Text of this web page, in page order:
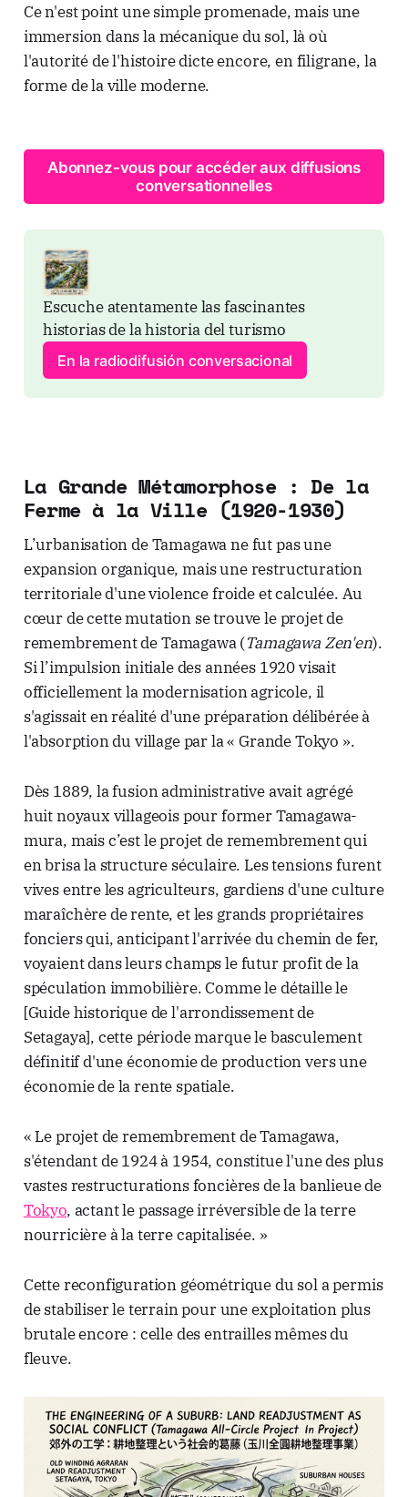
Ce n'est point une simple promenade, mais une
immersion dans la mécanique du sol, là où
l'autorité de l'histoire dicte encore, en filigrane, la
forme de la ville moderne.
Abonnez-vous pour accéder aux diffusions
conversationnelles
Escuche atentamente las fascinantes
historias de la historia del turismo
En la radiodifusión conversacional
La Grande Métamorphose : De la
Ferme à la Ville (1920-1930)
L’urbanisation de Tamagawa ne fut pas une
expansion organique, mais une restructuration
territoriale d'une violence froide et calculée. Au
cœur de cette mutation se trouve le projet de
remembrement de Tamagawa (Tamagawa Zen'en).
Si l’impulsion initiale des années 1920 visait
officiellement la modernisation agricole, il
s'agissait en réalité d'une préparation délibérée à
l'absorption du village par la « Grande Tokyo ».
Dès 1889, la fusion administrative avait agrégé
huit noyaux villageois pour former Tamagawa-
mura, mais c’est le projet de remembrement qui
en brisa la structure séculaire. Les tensions furent
vives entre les agriculteurs, gardiens d'une culture
maraîchère de rente, et les grands propriétaires
fonciers qui, anticipant l'arrivée du chemin de fer,
voyaient dans leurs champs le futur profit de la
spéculation immobilière. Comme le détaille le
[Guide historique de l'arrondissement de
Setagaya], cette période marque le basculement
définitif d'une économie de production vers une
économie de la rente spatiale.
« Le projet de remembrement de Tamagawa,
s'étendant de 1924 à 1954, constitue l'une des plus
vastes restructurations foncières de la banlieue de
Tokyo, actant le passage irréversible de la terre
nourricière à la terre capitalisée. »
Cette reconfiguration géométrique du sol a permis
de stabiliser le terrain pour une exploitation plus
brutale encore : celle des entrailles mêmes du
fleuve.